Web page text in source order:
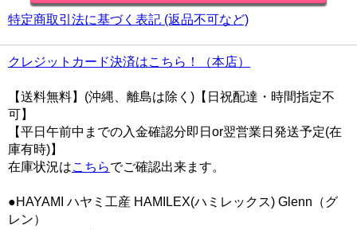
特定商取引法に基づく表記 (返品不可など)
クレジットカード決済はこちら！（本店）
【送料無料】(沖縄、離島は除く)【日祝配達・時間指定不
可】
【平日午前中までの入金確認分即日or翌営業日発送予定(在
庫有時)】
在庫状況はこちらでご確認出来ます。
●HAYAMI ハヤミ工産 HAMILEX(ハミレックス) Glenn（グ
レン）